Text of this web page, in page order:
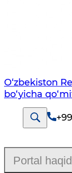
O‘zbekiston
bo‘yichа
Portal